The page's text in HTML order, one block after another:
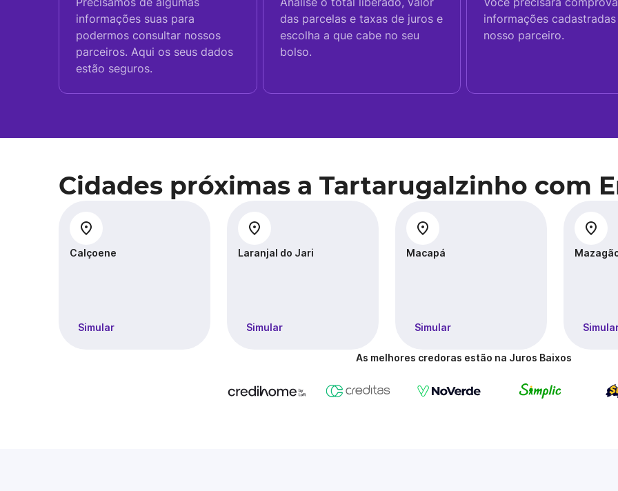
informações suas para
podermos consultar nossos
parceiros. Aqui os seus dados
estão seguros.
das parcelas e taxas de juros e
escolha a que cabe no seu
bolso.
informações
nosso parceiro.
Cidades próximas a Tartarugalzinho com
Calçoene
Simular
Laranjal do Jari
Simular
Macapá
Simular
As melhores credoras estão na Juros Baixos